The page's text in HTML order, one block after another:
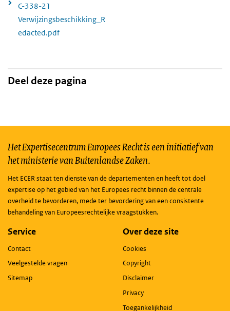
C-338-21
Verwijzingsbeschikking_R
edacted.pdf
Deel deze pagina
Het Expertisecentrum Europees Recht is een initiatief van
het ministerie van Buitenlandse Zaken.
Het ECER staat ten dienste van de departementen en heeft tot doel
expertise op het gebied van het Europees recht binnen de centrale
overheid te bevorderen, mede ter bevordering van een consistente
behandeling van Europeesrechtelijke vraagstukken.
Service
Contact
Veelgestelde vragen
Sitemap
Over deze site
Cookies
Copyright
Disclaimer
Privacy
Toegankelijkheid